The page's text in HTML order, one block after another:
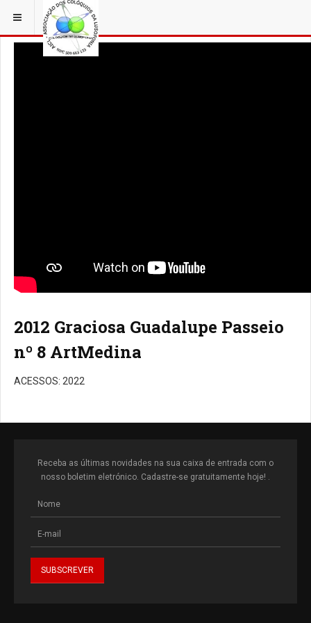
ESTÁ EM... AÇORFILM
2012 Graciosa Guadalupe Passeio
nº 8 ArtMedina
ACESSOS: 2022
Receba as últimas novidades na sua caixa de entrada com o
nosso boletim eletrónico. Cadastre-se gratuitamente hoje! .